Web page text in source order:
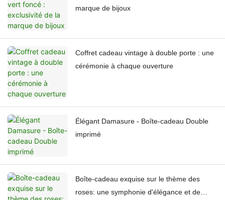
marque de bijoux
Coffret cadeau vintage à double porte : une
cérémonie à chaque ouverture
Élégant Damasure - Boîte-cadeau Double
imprimé
Boîte-cadeau exquise sur le thème des
roses: une symphonie d'élégance et de